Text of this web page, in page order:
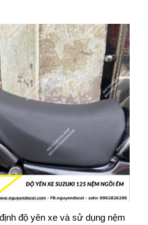
độ yên xe và sử dụng nệm